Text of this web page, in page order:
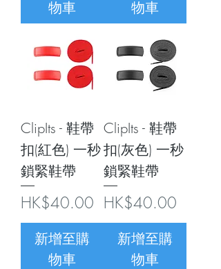
物車
物車
ClipIts - 鞋帶
扣(紅色) 一秒
鎖緊鞋帶
價格
HK$40.00
新增至購
物車
ClipIts - 鞋帶
扣(灰色) 一秒
鎖緊鞋帶
價格
HK$40.00
新增至購
物車